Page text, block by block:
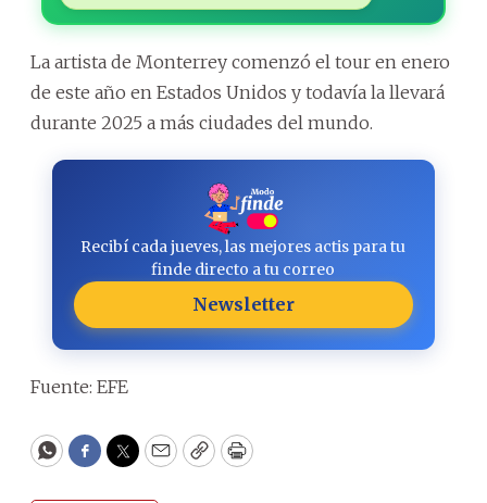
La artista de Monterrey comenzó el tour en enero
de este año en Estados Unidos y todavía la llevará
durante 2025 a más ciudades del mundo.
Recibí cada jueves, las mejores actis para tu
finde directo a tu correo
Newsletter
Fuente: EFE
WhatsApp
Facebook
Twitter
EmailCopyPrint